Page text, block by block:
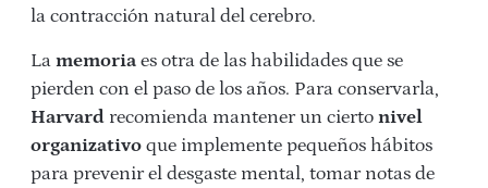
la contracción natural del cerebro.
La memoria es otra de las habilidades que se
pierden con el paso de los años. Para conservarla,
Harvard recomienda mantener un cierto nivel
organizativo que implemente pequeños hábitos
para prevenir el desgaste mental, tomar notas de